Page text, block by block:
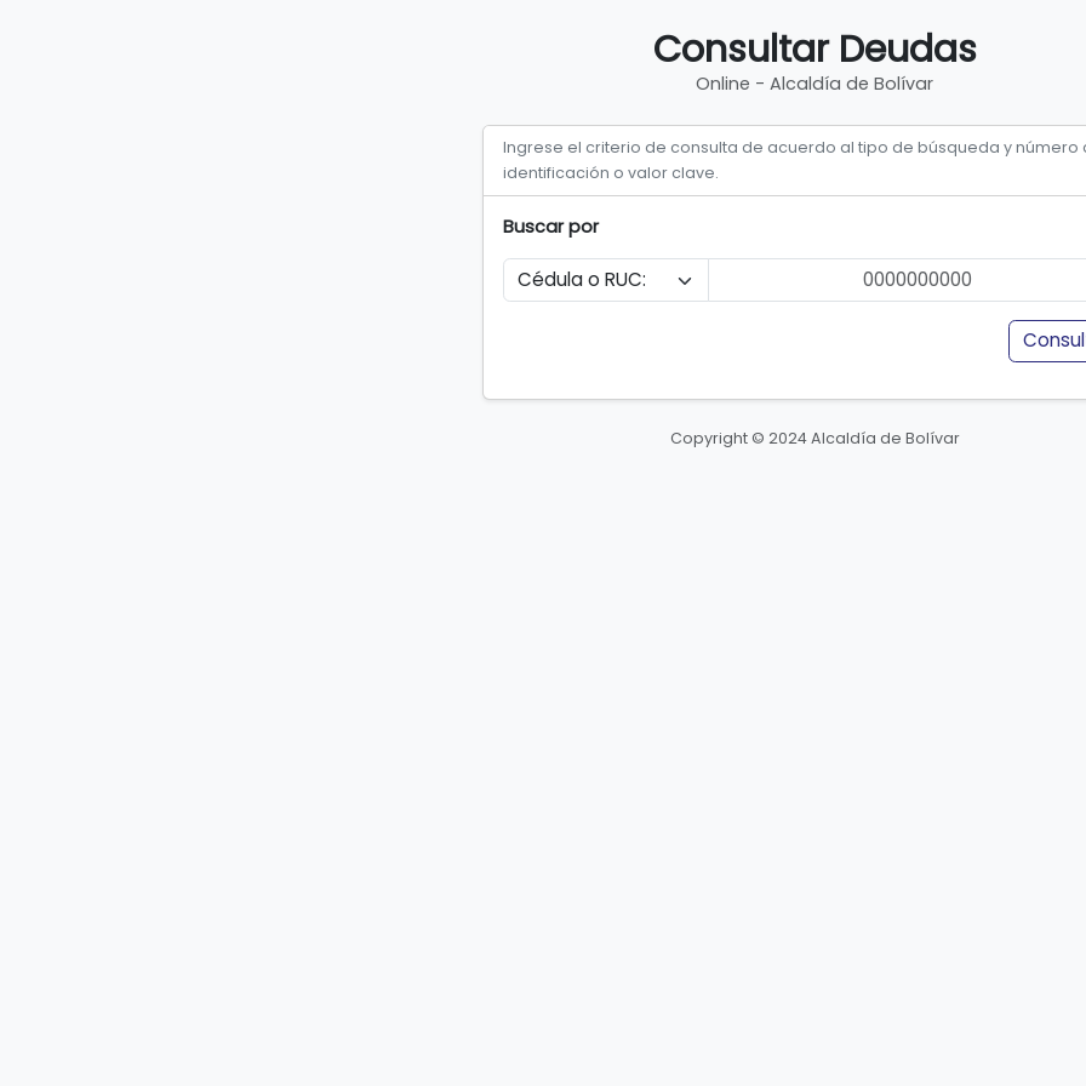
Consultar Deudas
Online - Alcaldía de Bolívar
Ingrese el criterio de consulta de acuerdo al tipo de búsqueda y número
identificación o valor clave.
Buscar por
Copyright © 2024 Alcaldía de Bolívar